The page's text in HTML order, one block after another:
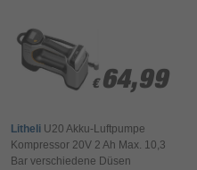
€ 64,99
€ 64,99
Litheli U20 Akku-Luftpumpe
Kompressor 20V 2 Ah Max. 10,3
Bar verschiedene Düsen